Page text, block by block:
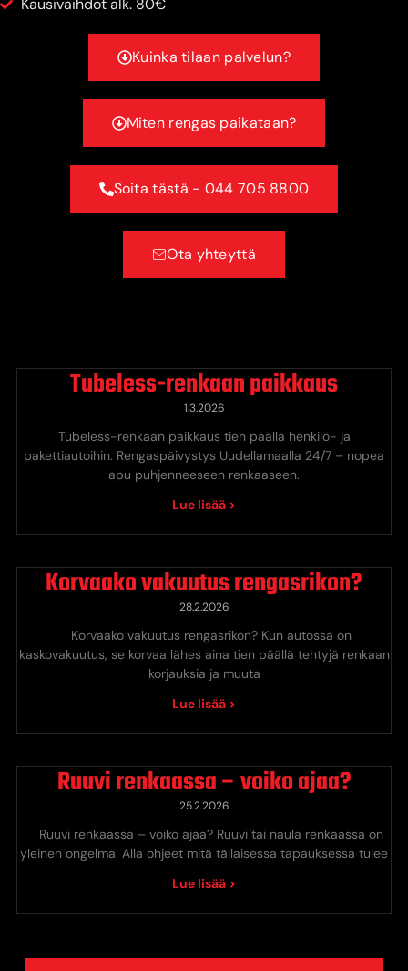
Kausivaihdot alk. 80€
Kuinka tilaan palvelun?
Miten rengas paikataan?
Soita tästä - 044 705 8800
Ota yhteyttä
Tubeless-renkaan paikkaus
1.3.2026
Tubeless-renkaan paikkaus tien päällä henkilö- ja
pakettiautoihin. Rengaspäivystys Uudellamaalla 24/7 – nopea
apu puhjenneeseen renkaaseen.
Lue lisää >
Korvaako vakuutus rengasrikon?
28.2.2026
Korvaako vakuutus rengasrikon? Kun autossa on
kaskovakuutus, se korvaa lähes aina tien päällä tehtyjä renkaan
korjauksia ja muuta
Lue lisää >
Ruuvi renkaassa – voiko ajaa?
25.2.2026
Ruuvi renkaassa – voiko ajaa? Ruuvi tai naula renkaassa on
yleinen ongelma. Alla ohjeet mitä tällaisessa tapauksessa tulee
Lue lisää >